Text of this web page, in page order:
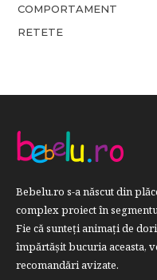
COMPORTAMENT
RETETE
Bebelu.ro s-a născut din
complex proiect în
Fie că sunteţi animaţi de
împărtăşit bucuria aceasta,
recomandări avizate.